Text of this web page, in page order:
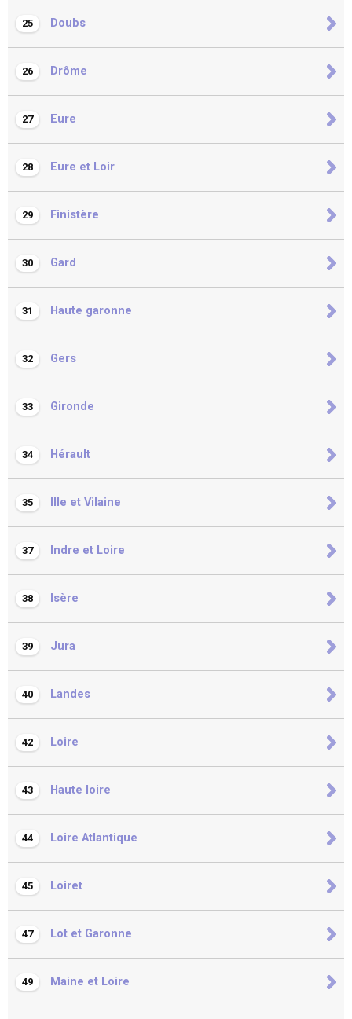
25 Doubs
26 Drôme
27 Eure
28 Eure et Loir
29 Finistère
30 Gard
31 Haute garonne
32 Gers
33 Gironde
34 Hérault
35 Ille et Vilaine
37 Indre et Loire
38 Isère
39 Jura
40 Landes
42 Loire
43 Haute loire
44 Loire Atlantique
45 Loiret
47 Lot et Garonne
49 Maine et Loire